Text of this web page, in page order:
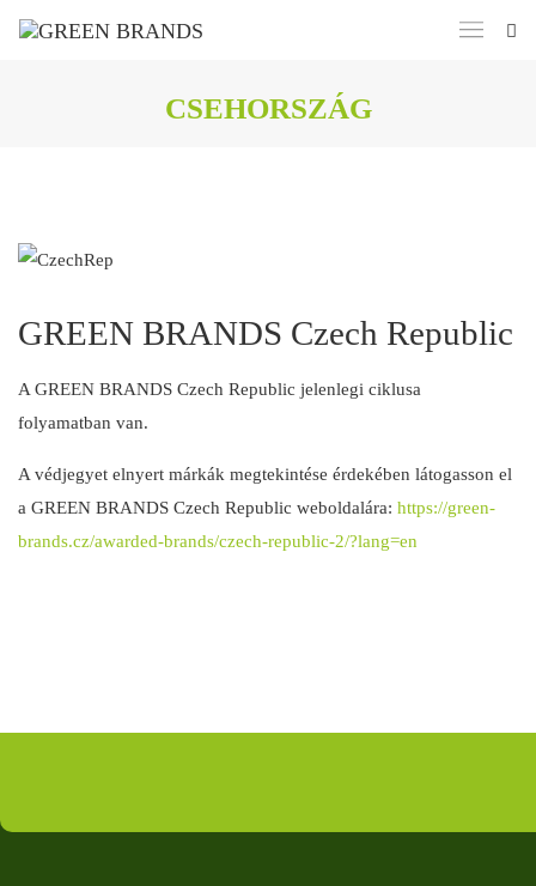
CSEHORSZÁG
GREEN BRANDS Czech Republic
A GREEN BRANDS Czech Republic jelenlegi ciklusa
folyamatban van.
A védjegyet elnyert márkák megtekintése érdekében látogasson el
a GREEN BRANDS Czech Republic weboldalára: https://green-
brands.cz/awarded-brands/czech-republic-2/?lang=en